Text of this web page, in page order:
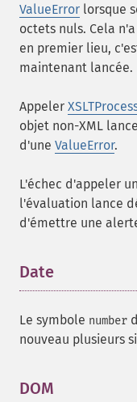
ValueError lorsque
octets nuls. Cela
en premier lieu,
maintenant lancée.
Appeler
objet non-XML
d'une ValueError.
L'échec d'appeler
l'évaluation lance
d'émettre une
Date
Le symbole number
nouveau plusieurs
DOM